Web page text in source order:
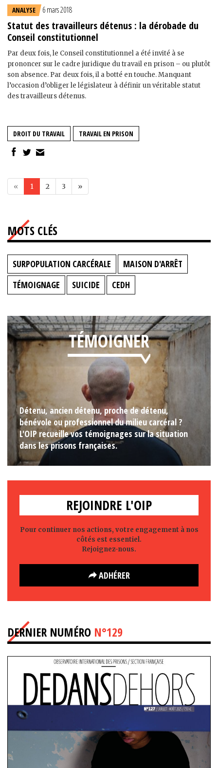
ANALYSE 6 mars 2018
Statut des travailleurs détenus : la dérobade du
Conseil constitutionnel
Par deux fois, le Conseil constitutionnel a été invité à se
prononcer sur le cadre juridique du travail en prison – ou plutôt
son absence. Par deux fois, il a botté en touche. Manquant
l’occasion d’obliger le législateur à définir un véritable statut
des travailleurs détenus.
DROIT DU TRAVAIL TRAVAIL EN PRISON
« 1 2 3 »
MOTS CLÉS
SURPOPULATION CARCÉRALE
MAISON D'ARRÊT
TÉMOIGNAGE
SUICIDE CEDH
TÉMOIGNER
Détenu, ancien détenu, proche de détenu,
bénévole ou professionnel du milieu carcéral ?
L'OIP recueille vos témoignages sur la situation
dans les prisons françaises.
REJOINDRE L'OIP
Pour continuer nos actions, votre engagement à nos
côtés est essentiel.
Rejoignez-nous.
ADHÉRER
DERNIER NUMÉRO N°129